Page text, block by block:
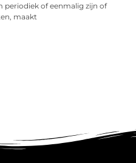
periodiek of eenmalig zijn of
maakt